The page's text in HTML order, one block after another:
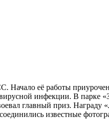
Начало её работы
инфекции. В парке
главный приз. Награду
известные